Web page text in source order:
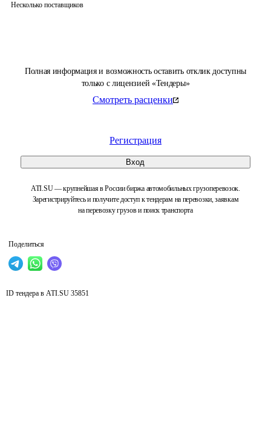
Полная информация и возможность оставить отклик доступны
только с лицензией «Тендеры»
Смотреть расценки
Регистрация
Вход
ATI.SU — крупнейшая в России биржа автомобильных грузоперевозок.
Зарегистрируйтесь и получите доступ к тендерам на перевозки, заявкам
на перевозку грузов и поиск транспорта
Поделиться
Несколько поставщиков
ID тендера в ATI.SU 35851